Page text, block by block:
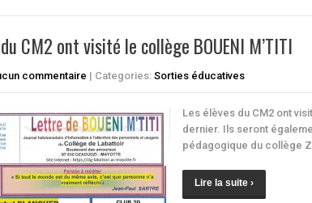
CM2 ont visité le collège BOUENI M’TITI
commentaire | Categories: Sorties éducatives
Les élèves du CM2 ont
dernier. Ils seront
pédagogique du collège
Lire la suite ›